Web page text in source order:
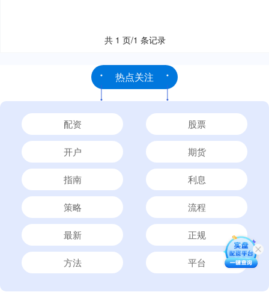
共 1 页/1 条记录
热点关注
配资 股票
开户 期货
指南 利息
策略 流程
最新 正规
方法 平台